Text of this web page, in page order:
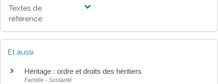
Textes de
référence
Et aussi
Héritage : ordre et droits des héritiers
Famille - Scolarité